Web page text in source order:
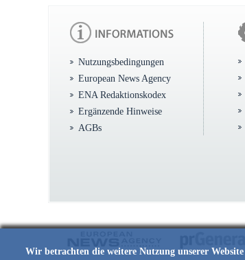
Wir betrachten die weitere Nutzung unserer
Nutzungsbedingungen
European News Agency
ENA Redaktionskodex
Ergänzende Hinweise
AGBs